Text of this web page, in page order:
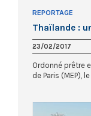
REPORTAGE
Thaïlande :
23/02/2017
Ordonné prêtre
de Paris (MEP),